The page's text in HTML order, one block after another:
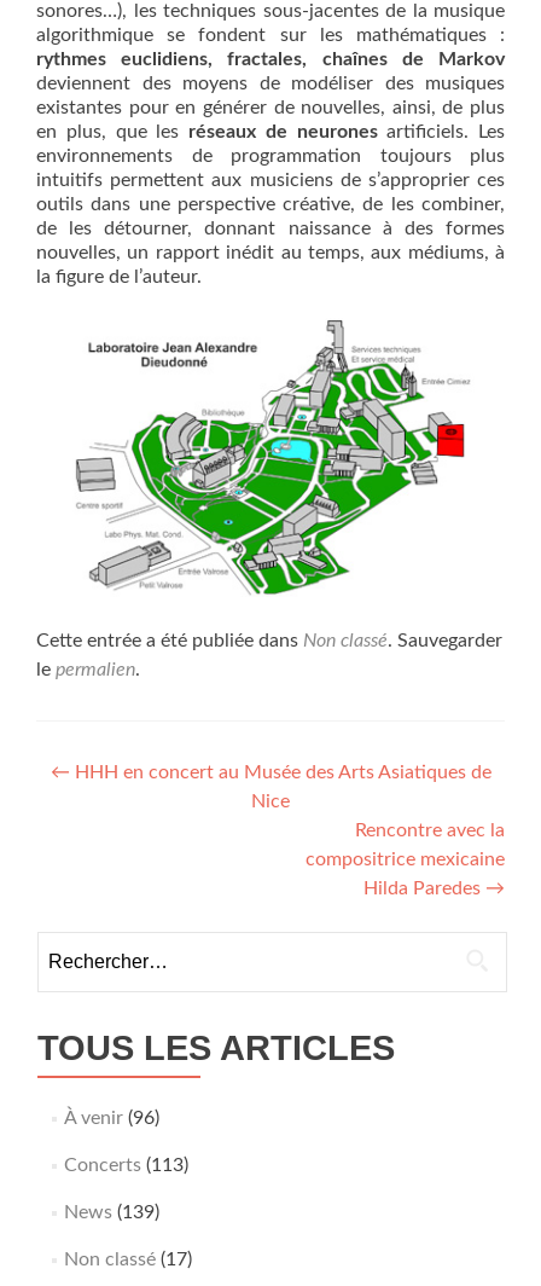
sonores…), les techniques sous-jacentes de la musique
algorithmique se fondent sur les mathématiques :
rythmes euclidiens, fractales, chaînes de Markov
deviennent des moyens de modéliser des musiques
existantes pour en générer de nouvelles, ainsi, de plus
en plus, que les réseaux de neuronesartificiels. Les
environnements de programmation toujours plus
intuitifs permettent aux musiciens de s’approprier ces
outils dans une perspective créative, de les combiner,
de les détourner, donnant naissance à des formes
nouvelles, un rapport inédit au temps, aux médiums, à
la figure de l’auteur.
Cette entrée a été publiée dans Non classé. Sauvegarder
le permalien.
Navigation
← HHH en concert au Musée des Arts Asiatiques de
Nice
Rencontre avec la
compositrice mexicaine
Hilda Paredes →
TOUS LES ARTICLES
À venir(96)
Concerts(113)
News(139)
Non classé(17)